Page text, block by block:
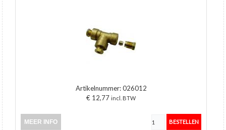
Artikelnummer:026012
€ 12,77 incl. BTW
MEER INFO